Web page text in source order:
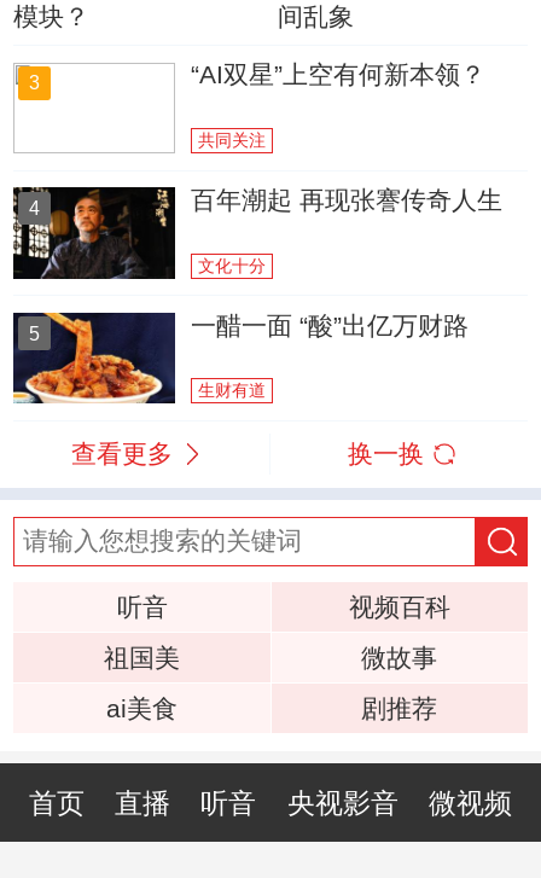
模块？
间乱象
3 “AI双星”上空有何新本领？
共同关注
4 百年潮起 再现张謇传奇人生
文化十分
5 一醋一面 “酸”出亿万财路
生财有道
查看更多 换一换
听音
视频百科
祖国美
微故事
ai美食
剧推荐
首页 直播 听音 央视影音 微视频